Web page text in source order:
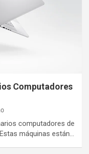
Computadores
computadores de
máquinas están…